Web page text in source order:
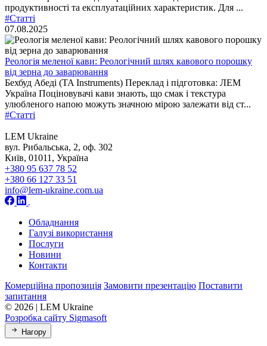
продуктивності та експлуатаційних характеристик. Для ...
#Статті
07.08.2025
Реологія меленої кави: Реологічний шлях кавового порошку
від зерна до заварювання
Бехбуд Абеді (TA Instruments) Переклад і підготовка: ЛЕМ
Україна Поціновувачі кави знають, що смак і текстура
улюбленого напою можуть значною мірою залежати від ст...
#Статті
LEM Ukraine
вул. Рибальська, 2, оф. 302
Київ, 01011, Україна
+380 95 637 78 52
+380 66 127 33 51
info@lem-ukraine.com.ua
Обладнання
Галузі використання
Послуги
Новини
Контакти
Комерційна пропозиція Замовити презентацію Поставити
запитання
© 2026 | LEM Ukraine
Розробка сайту Sigmasoft
Нагору